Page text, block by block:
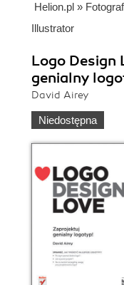
Helion.pl »
Illustrator
Logo Design
genialny
David Airey
Niedostępna